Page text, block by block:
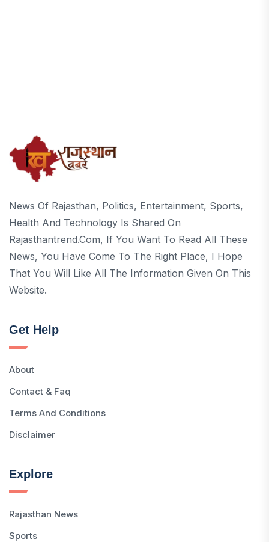
News Of Rajasthan, Politics, Entertainment, Sports,
Health And Technology Is Shared On
Rajasthantrend.com, If You Want To Read All These
News, You Have Come To The Right Place, I Hope
That You Will Like All The Information Given On This
Website.
Get Help
About
Contact & Faq
Terms And Conditions
Disclaimer
Explore
Rajasthan News
Sports